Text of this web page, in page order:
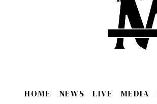
HOME NEWS LIVE MEDIA